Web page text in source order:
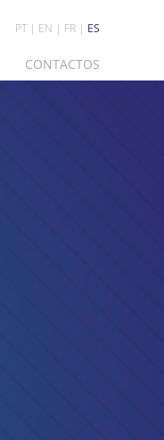
PT EN FR ES
CONTACTOS